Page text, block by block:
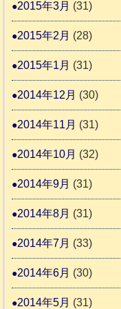
2015年3月 (31)
2015年2月 (28)
2015年1月 (31)
2014年12月 (30)
2014年11月 (31)
2014年10月 (32)
2014年9月 (31)
2014年8月 (31)
2014年7月 (33)
2014年6月 (30)
2014年5月 (31)